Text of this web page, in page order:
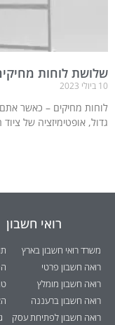
שלושת לוחות
10 ביולי 2023
לוחות מחיקים – כאשר
גדול, אופטימיזציה של
רואי חשבון
משרד רואי חשבון בארץ
רואה חשבון פרטי
רואה חשבון מומלץ
רואה חשבון ברעננה
רואה חשבון לפתיחת עסק